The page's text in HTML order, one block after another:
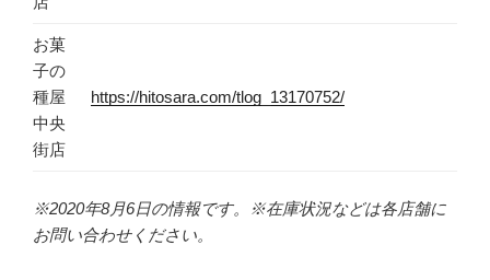
お菓
子の
種屋
中央
街店
https://hitosara.com/tlog_13170752/
※2020年8月6日の情報です。※在庫状況などは各店舗に
お問い合わせください。